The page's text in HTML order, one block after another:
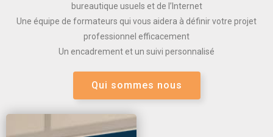
bureautique usuels et de l’Internet
Une équipe de formateurs qui vous aidera à définir votre projet
professionnel efficacement
Un encadrement et un suivi personnalisé
Qui sommes nous